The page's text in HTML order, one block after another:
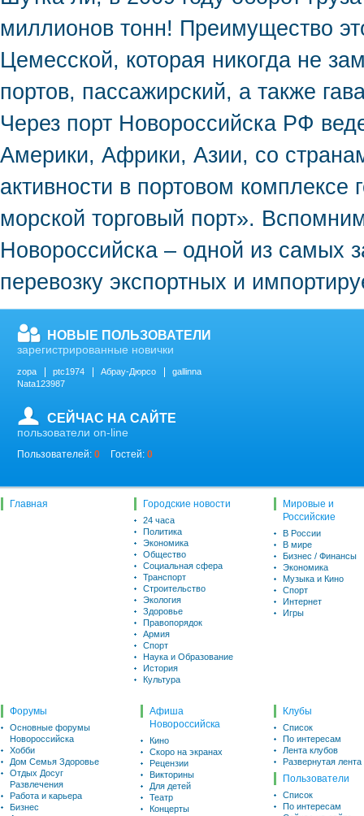
миллионов тонн! Преимущество
Цемесской, которая никогда не
портов, пассажирский, а также
Через порт Новороссийска РФ
Америки, Африки, Азии, со
активности в портовом
морской торговый порт».
Новороссийска – одной из самых
перевозку экспортных и
НОВЫЕ ПОЛЬЗОВАТЕЛИ
зарегистрированные новички
zopa ptc1974 Абрау-Дюрсо
gallinna
Nata123987
СЕЙЧАС НА САЙТЕ
пользователи on-line
Пользователей: 0 Гостей: 0
Главная Городские новости
24 часа
Политика
Экономика
Общество
Социальная сфера
Транспорт
Строительство
Экология
Здоровье
Правопорядок
Армия
Спорт
Наука и Образование
История
Культура
Мировые и
Российские
В России
В мире
Бизнес / Финансы
Экономика
Музыка и Кино
Спорт
Интернет
Игры
Форумы
Основные форумы
Новороссийска
Хобби
Дом Семья Здоровье
Отдых Досуг
Развлечения
Работа и карьера
Бизнес
Афиша
Новороссийска
Кино
Скоро на экранах
Рецензии
Викторины
Для детей
Театр
Концерты
Клубы
Список
По интересам
Лента клубов
Развернутая лента
Пользователи
Список
По интересам